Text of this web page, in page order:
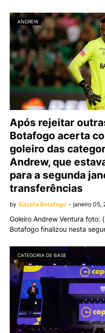
ANDREW
Após rejeitar
Botafogo acerta
goleiro das
Andrew, que
para a segunda
transferências
by Gazeta Botafogo - janeiro 05,
Goleiro Andrew Ventura foto:
Botafogo finalizou nesta
CATEGORIA DE BASE